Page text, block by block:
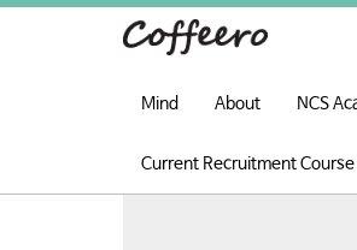
Mind About NCS
Current Recruitment Course